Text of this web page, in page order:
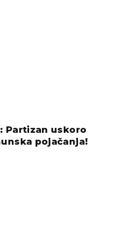
Partizan uskoro
pojačanja!